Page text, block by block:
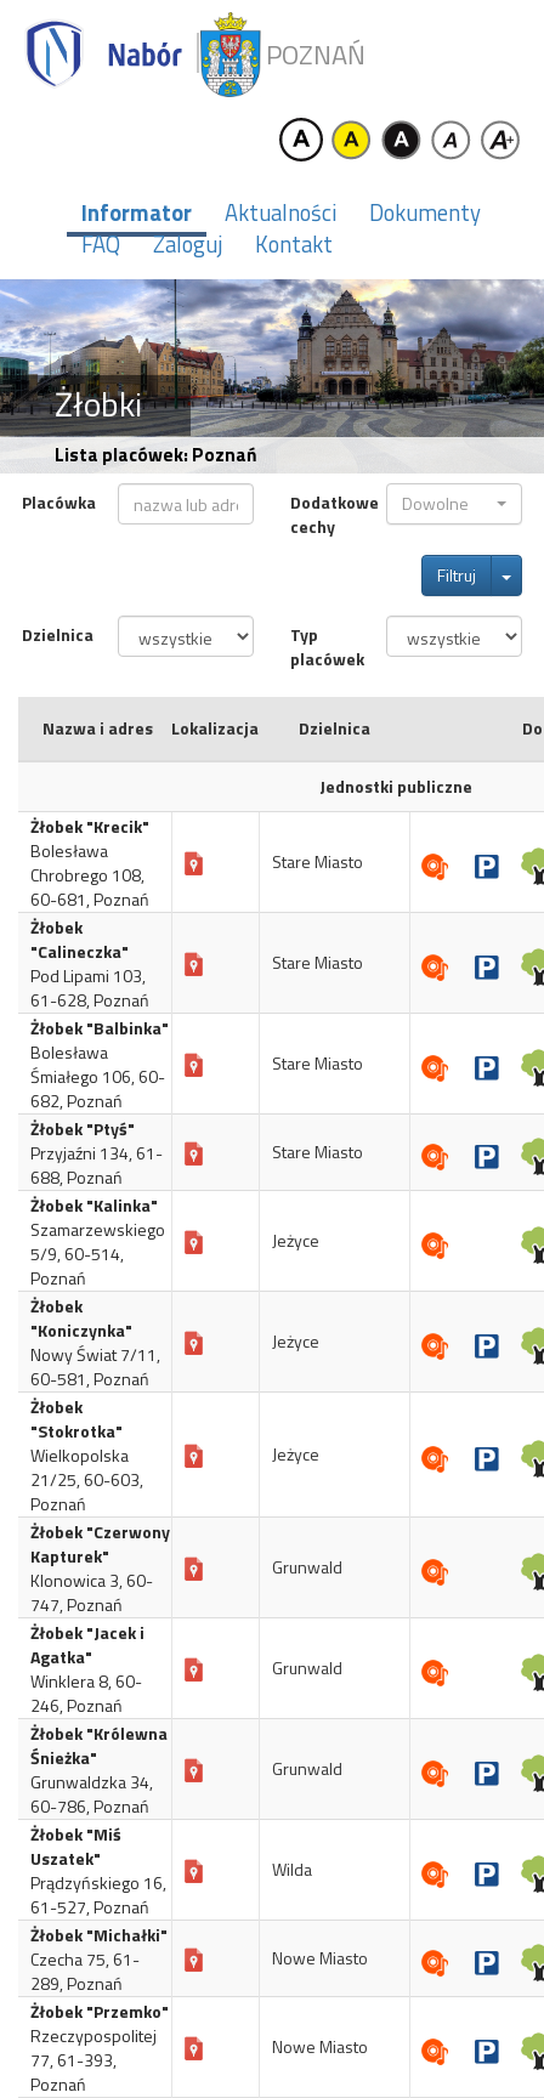
POZNAŃ
Informator Aktualności
Dokumenty
FAQ
Zaloguj Kontakt
Żłobki
Lista placówek: Poznań
Placówka
Dodatkowe
cechy
Dowolne
Filtruj
Dzielnica
Typ
placówek
Nazwa i adres Lokalizacja Dzielnica
Jednostki publiczne
Żłobek "Krecik"
Bolesława
Chrobrego 108,
60-681, Poznań
Stare Miasto
Żłobek
"Calineczka"
Pod Lipami 103,
61-628, Poznań
Stare Miasto
Żłobek "Balbinka"
Bolesława
Śmiałego 106, 60-
682, Poznań
Stare Miasto
Żłobek "Ptyś"
Przyjaźni 134, 61-
688, Poznań
Stare Miasto
Żłobek "Kalinka"
Szamarzewskiego
5/9, 60-514,
Poznań
Jeżyce
Żłobek
"Koniczynka"
Nowy Świat 7/11,
60-581, Poznań
Jeżyce
Żłobek
"Stokrotka"
Wielkopolska
21/25, 60-603,
Poznań
Jeżyce
Żłobek "Czerwony
Kapturek"
Klonowica 3, 60-
747, Poznań
Grunwald
Żłobek "Jacek i
Agatka"
Winklera 8, 60-
246, Poznań
Grunwald
Żłobek "Królewna
Śnieżka"
Grunwaldzka 34,
60-786, Poznań
Grunwald
Żłobek "Miś
Uszatek"
Prądzyńskiego 16,
61-527, Poznań
Wilda
Żłobek "Michałki"
Czecha 75, 61-
289, Poznań
Nowe Miasto
Żłobek "Przemko"
Rzeczypospolitej
77, 61-393,
Poznań
Nowe Miasto